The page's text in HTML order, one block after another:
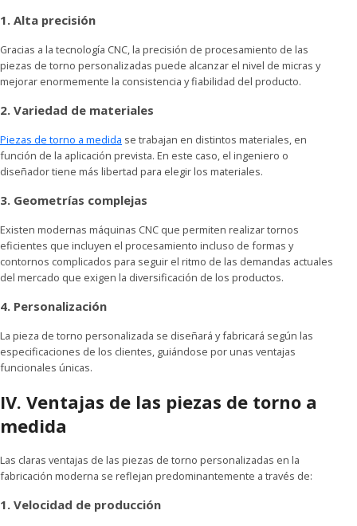
1. Alta precisión
Gracias a la tecnología CNC, la precisión de procesamiento de las
piezas de torno personalizadas puede alcanzar el nivel de micras y
mejorar enormemente la consistencia y fiabilidad del producto.
2. Variedad de materiales
Piezas de torno a medida se trabajan en distintos materiales, en
función de la aplicación prevista. En este caso, el ingeniero o
diseñador tiene más libertad para elegir los materiales.
3. Geometrías complejas
Existen modernas máquinas CNC que permiten realizar tornos
eficientes que incluyen el procesamiento incluso de formas y
contornos complicados para seguir el ritmo de las demandas actuales
del mercado que exigen la diversificación de los productos.
4. Personalización
La pieza de torno personalizada se diseñará y fabricará según las
especificaciones de los clientes, guiándose por unas ventajas
funcionales únicas.
IV. Ventajas de las piezas de torno a
medida
Las claras ventajas de las piezas de torno personalizadas en la
fabricación moderna se reflejan predominantemente a través de:
1. Velocidad de producción